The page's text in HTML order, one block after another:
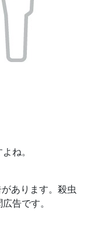
ね。
あります。殺虫
告です。